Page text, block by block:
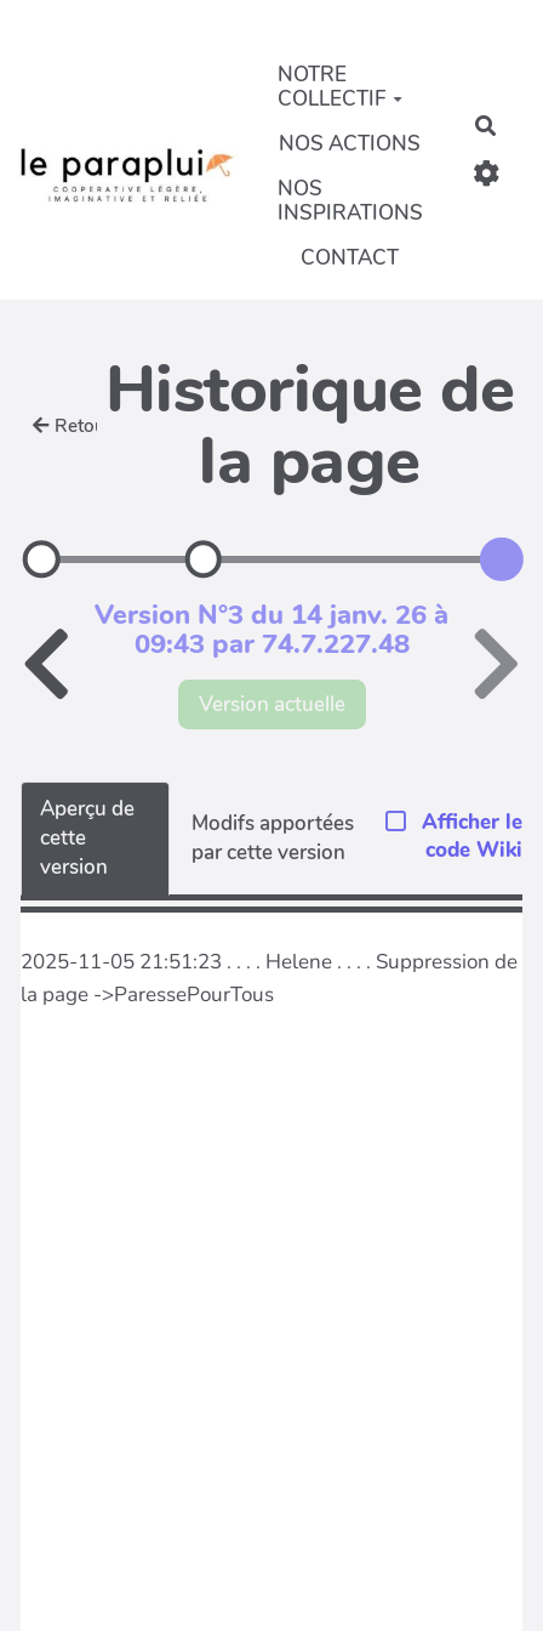
NOTRE
COLLECTIF
NOS ACTIONS
NOS
INSPIRATIONS
CONTACT
Retour Historique de
la page
Version N°3 du 14 janv. 26 à
09:43 par 74.7.227.48
Version actuelle
Aperçu de
cette
version
Modifs apportées
par cette version
Afficher le
code Wiki